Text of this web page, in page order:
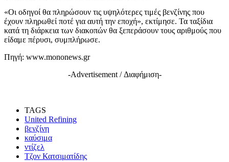
«Οι οδηγοί θα πληρώσουν τις υψηλότερες τιμές βενζίνης που
έχουν πληρωθεί ποτέ για αυτή την εποχή», εκτίμησε. Τα ταξίδια
κατά τη διάρκεια των διακοπών θα ξεπεράσουν τους αριθμούς που
είδαμε πέρυσι, συμπλήρωσε.
Πηγή: www.mononews.gr
-Advertisement / Διαφήμιση-
TAGS
United Refining
βενζίνη
καύσιμα
ντίζελ
Τζον Κατσιματίδης